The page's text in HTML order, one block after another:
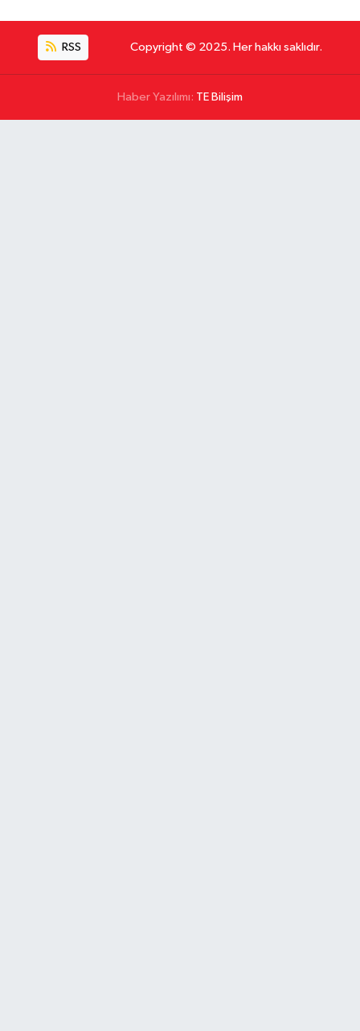
RSS Copyright © 2025. Her hakkı saklıdır.
Haber Yazılımı: TE Bilişim